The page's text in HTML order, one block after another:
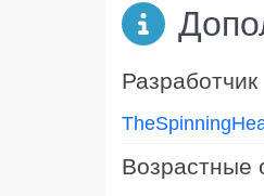
Разработчик
Возрастные